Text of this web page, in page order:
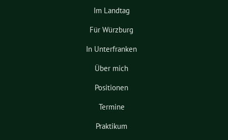
Im Landtag
Für Würzburg
In Unterfranken
Über mich
Positionen
Termine
Praktikum